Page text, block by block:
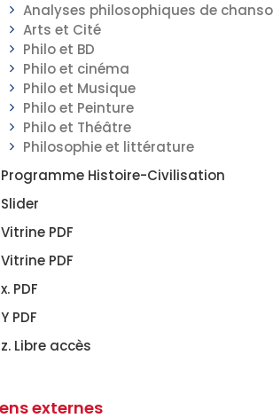
Analyses philosophiques de
Arts et Cité
Philo et BD
Philo et cinéma
Philo et Musique
Philo et Peinture
Philo et Théâtre
Philosophie et littérature
Programme Histoire-Civilisation
Slider
Vitrine PDF
Vitrine PDF
x. PDF
Y PDF
z. Libre accès
externes